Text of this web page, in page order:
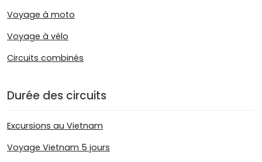
Voyage à moto
Voyage à vélo
Circuits combinés
Durée des circuits
Excursions au Vietnam
Voyage Vietnam 5 jours